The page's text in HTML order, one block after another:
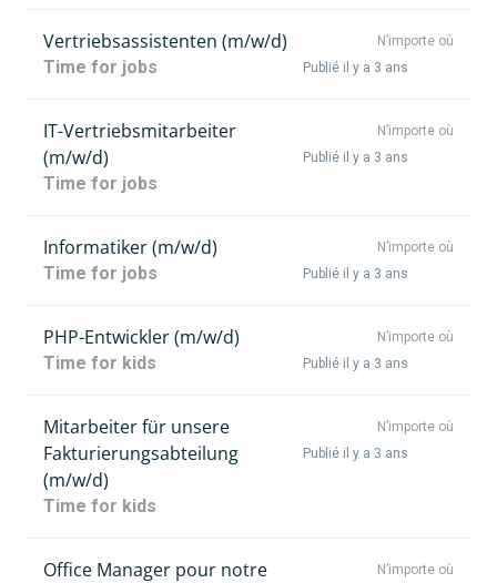
Vertriebsassistenten (m/w/d)
Time for jobs
N’importe où
Publié il y a 3 ans
IT-Vertriebsmitarbeiter
(m/w/d)
Time for jobs
N’importe où
Publié il y a 3 ans
Informatiker (m/w/d)
Time for jobs
N’importe où
Publié il y a 3 ans
PHP-Entwickler (m/w/d)
Time for kids
N’importe où
Publié il y a 3 ans
Mitarbeiter für unsere
Fakturierungsabteilung
(m/w/d)
Time for kids
N’importe où
Publié il y a 3 ans
Office Manager pour notre
N’importe où